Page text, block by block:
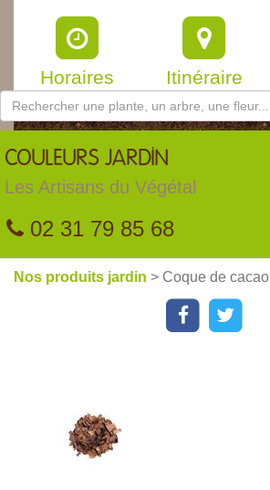
Horaires Itinéraire
COULEURS JARDIN
Les Artisans du Végétal
02 31 79 85 68
Nos produits jardin > Coque de cacao